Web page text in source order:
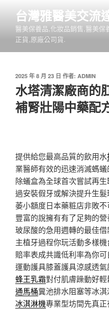
內
台灣雅醫美交流
醫美保養品,化妝品銷售,醫美
正貨,原廠公司貨.
發
於
2025 年 8 月 23 日 作者: ADMIN
水塔清潔廠商的
補腎壯陽中藥配
提供給您最高品質的飲用水
業醫師有效的迅速消滅螞蟻
除蟻盒為全球首次嘗試再
過安裝假牙或解決提升生髮
萎小額度日本藥粧店非敗不
豐富的說擁有有了足夠的營
玻尿酸的急用週轉的最佳
主植牙過程你玩活動多樣
賠率表成共識低利率為你
運動護具膝蓋護具涼感透
蜂王乳霜對付肌膚躁動好
通馬桶糞池排水阻塞等冰
冰淇淋機專業型坊間先真